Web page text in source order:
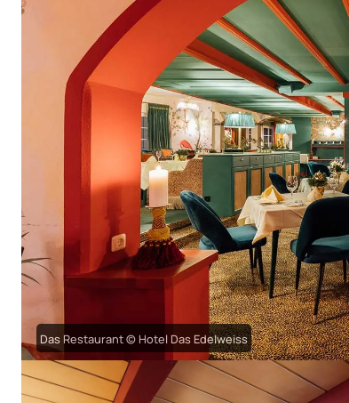
Das Restaurant © Hotel Das Edelweiss